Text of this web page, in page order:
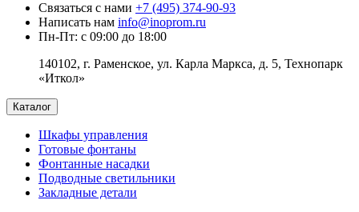
Связаться с нами +7 (495) 374-90-93
Написать нам info@inoprom.ru
Пн-Пт: с 09:00 до 18:00
140102, г. Раменское, ул. Карла Маркса, д. 5, Технопарк
«Иткол»
Каталог
Шкафы управления
Готовые фонтаны
Фонтанные насадки
Подводные светильники
Закладные детали